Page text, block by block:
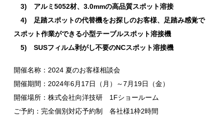
3) アルミ5052材、3.0mmの高品質スポット溶接
4) 足踏スポットの代替機をお探しのお客様、足踏み感覚で
スポット作業ができる小型テーブルスポット溶接機
5) SUSフィルム剥がし不要のNCスポット溶接機
開催名称：2024 夏のお客様相談会
開催期間：2024年6月17日（月）～7月19日（金）
開催場所：株式会社向洋技研 1Fショールーム
ご予約：完全個別対応予約制 各社様1枠2時間